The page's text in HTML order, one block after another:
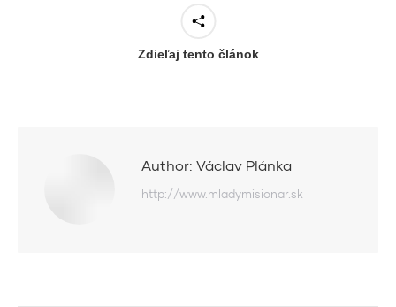
Zdieľaj tento článok
Author: Václav Plánka
http://www.mladymisionar.sk